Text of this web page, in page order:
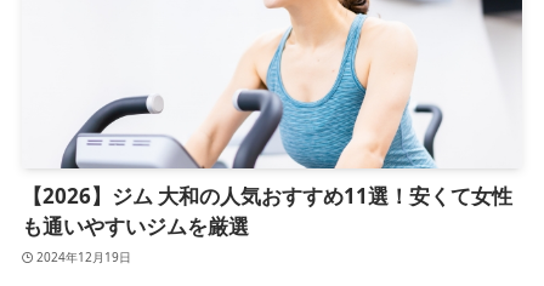
【2026】ジム 大和の人気おすすめ11選！安くて女性
も通いやすいジムを厳選
2024年12月19日